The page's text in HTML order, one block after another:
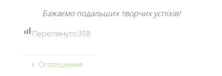
Бажаємо подальших творчих успіхів!
Переглянуто:358
Оголошення